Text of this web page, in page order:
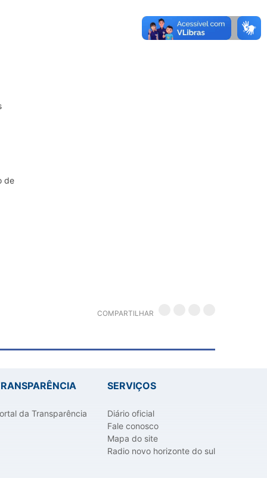
de
COMPARTILHAR
da Transparência
SERVIÇOS
Diário oficial
Fale conosco
Mapa do site
Radio novo horizonte do sul